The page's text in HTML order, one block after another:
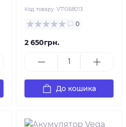
Код товару: V71068013
0
2 650грн.
До кошика